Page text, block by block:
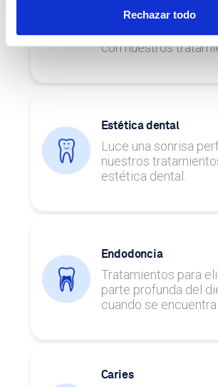
Rechazar todo
Corrige los dientes y la
mandíbula de los
con nuestros
Estética dental
Luce una sonrisa
nuestros
estética dental.
Endodoncia
Tratamientos para
parte profunda del
cuando se encuentra
Caries